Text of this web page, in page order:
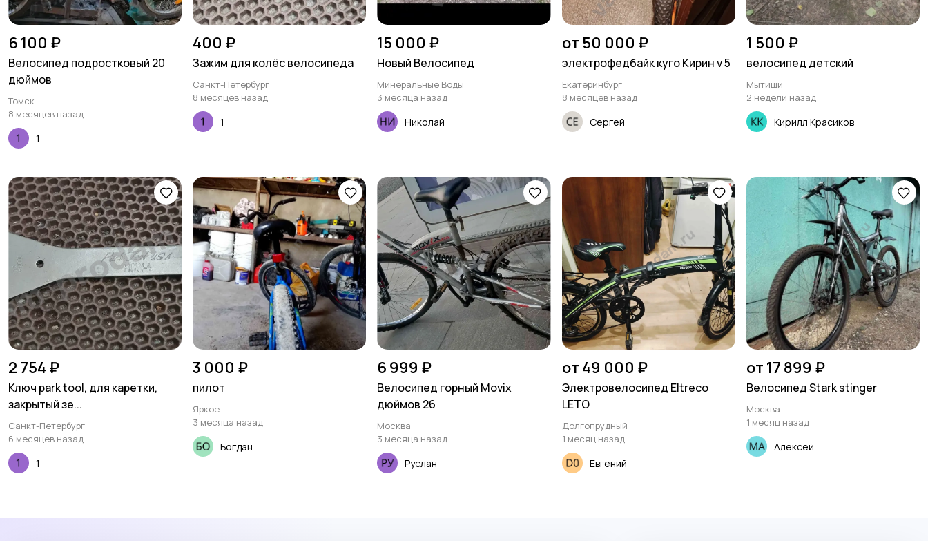
6 100 ₽
Велосипед подростковый 20
дюймов
Томск
8 месяцев назад
1
400 ₽
Зажим для колёс велосипеда
Санкт-Петербург
8 месяцев назад
1
15 000 ₽
Новый Велосипед
Минеральные Воды
3 месяца назад
Николай
от 50 000 ₽
электрофедбайк куго Кирин v 5
Екатеринбург
8 месяцев назад
Сергей
1 500 ₽
велосипед детский
Мытищи
2 недели назад
Кирилл Красиков
2 754 ₽
Ключ park tool, для каретки,
закрытый зе...
Санкт-Петербург
6 месяцев назад
1
3 000 ₽
пилот
Яркое
3 месяца назад
Богдан
6 999 ₽
Велосипед горный Movix
дюймов 26
Москва
3 месяца назад
Руслан
от 49 000 ₽
Электровелосипед Eltreco
LETO
Долгопрудный
1 месяц назад
Евгений
от 17 899 ₽
Велосипед Stark stinger
Москва
1 месяц назад
Алексей